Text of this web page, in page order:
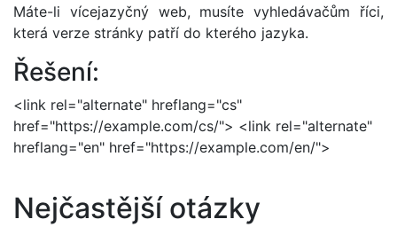
Máte-li vícejazyčný web, musíte vyhledávačům říci,
která verze stránky patří do kterého jazyka.
Řešení:
<link rel="alternate" hreflang="cs"
href="https://example.com/cs/"> <link rel="alternate"
hreflang="en" href="https://example.com/en/">
Nejčastější otázky